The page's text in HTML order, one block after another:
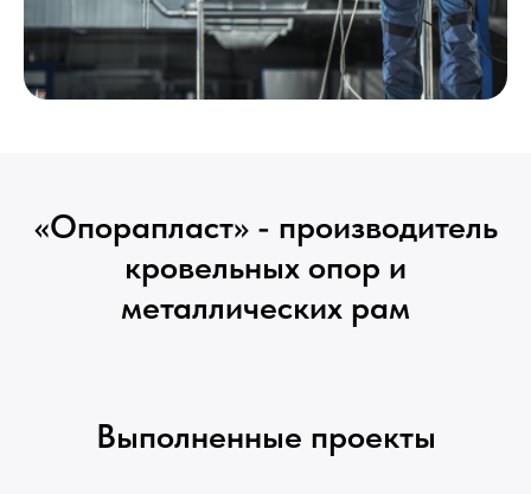
«Опорапласт» - производитель
кровельных опор и
металлических рам
Выполненные проекты